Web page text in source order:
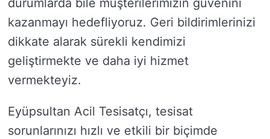
durumlarda bile müşterilerimizin güvenini
kazanmayı hedefliyoruz. Geri bildirimlerinizi
dikkate alarak sürekli kendimizi
geliştirmekte ve daha iyi hizmet
vermekteyiz.
Eyüpsultan Acil Tesisatçı, tesisat
sorunlarınızı hızlı ve etkili bir biçimde